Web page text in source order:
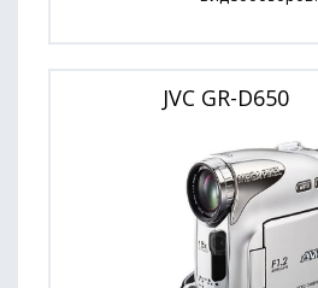
JVC GR-D650